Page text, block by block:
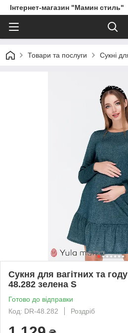
Інтернет-магазин "Мамин стиль"
Товари та послуги Сукні
Сукня для вагітних та
48.282 зелена S
Готово до відправки
Код: DR-48.282
Роздріб